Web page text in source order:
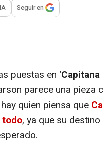
para compartir
IA Seguir en
puestas en 'Capitana
parece una pieza
quien piensa que
todo, ya que su